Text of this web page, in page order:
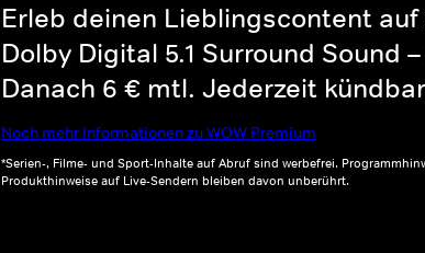
Erleb deinen Lieblingscontent
Dolby Digital 5.1 Surround Sound
Danach 6 € mtl. Jederzeit
Noch mehr Informationen zu WOW Premium
*Serien-, Filme- und Sport-Inhalte auf Abruf sind werbefrei.
Produkthinweise auf Live-Sendern bleiben davon unberührt.